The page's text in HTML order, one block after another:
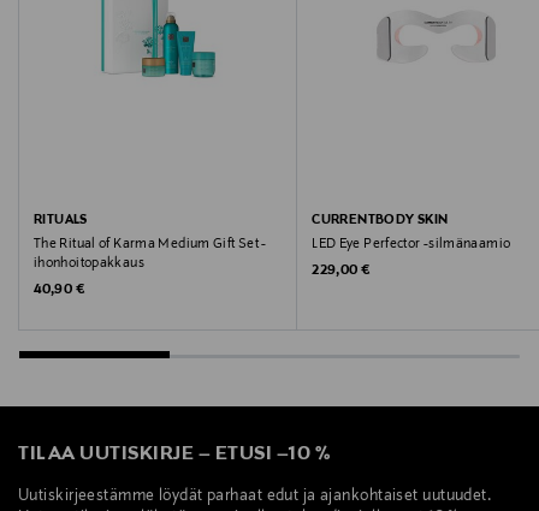
Valmistajan osoite
Keilaranta 13 A, 02150, Espoo, Finland
Avainsanat
meikkipuikko, korostus, muotoilu
RITUALS
The Ritual of Karma Medium Gift Set -
ihonhoitopakkaus
Original Price
40,90 €
CURRENTBODY SKIN
LED Eye Perfector -silmänaamio
Original Price
229,00 €
TILAA UUTISKIRJE – ETUSI –10 %
Uutiskirjeestämme löydät parhaat edut ja ajankohtaiset uutuudet.